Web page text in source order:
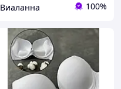
Виаланна 100%